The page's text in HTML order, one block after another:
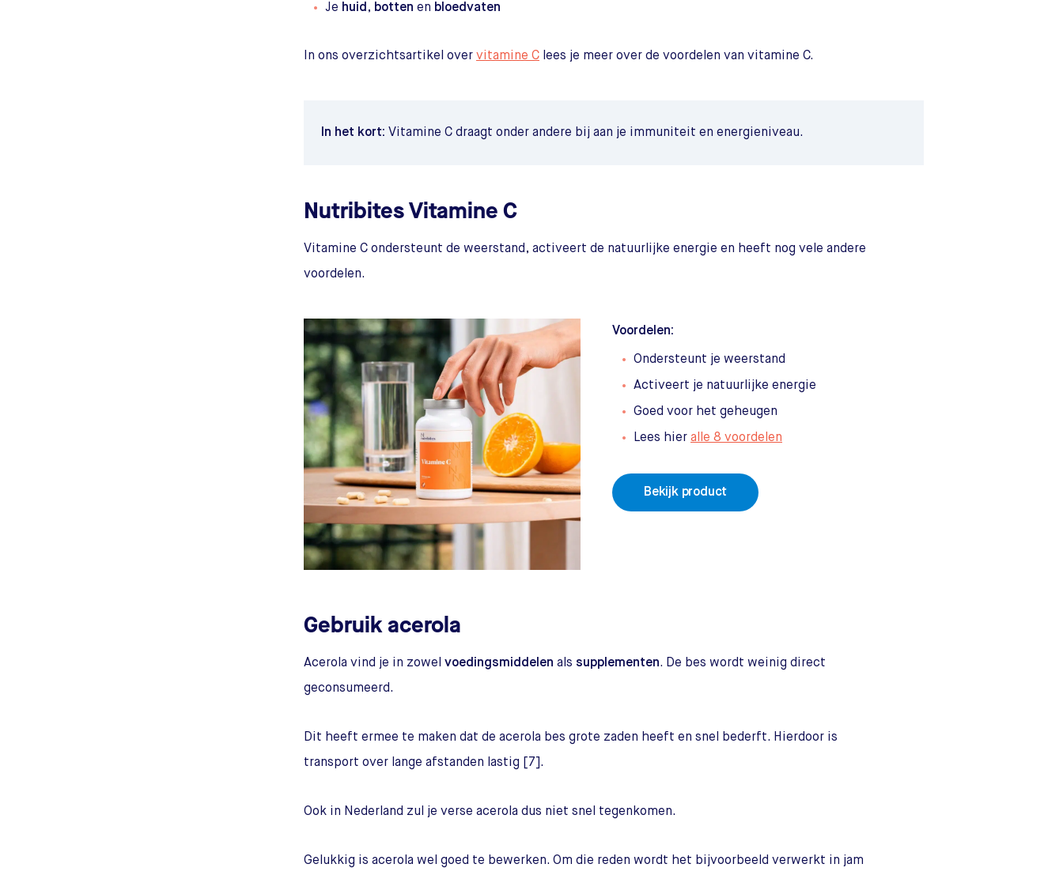
Je huid , botten en bloedvaten
In ons overzichtsartikel over vitamine C lees je meer over de voordelen van vitamine C.
In het kort: Vitamine C draagt onder andere bij aan je immuniteit en energieniveau.
Nutribites Vitamine C
Vitamine C ondersteunt de weerstand, activeert de natuurlijke energie en heeft nog vele andere
voordelen.
Voordelen:
Ondersteunt je weerstand
Activeert je natuurlijke energie
Goed voor het geheugen
Lees hier alle 8 voordelen
Bekijk product
Gebruik acerola
Acerola vind je in zowel voedingsmiddelen als supplementen. De bes wordt weinig direct
geconsumeerd.
Dit heeft ermee te maken dat de acerola bes grote zaden heeft en snel bederft. Hierdoor is
transport over lange afstanden lastig [7].
Ook in Nederland zul je verse acerola dus niet snel tegenkomen.
Gelukkig is acerola wel goed te bewerken. Om die reden wordt het bijvoorbeeld verwerkt in jam